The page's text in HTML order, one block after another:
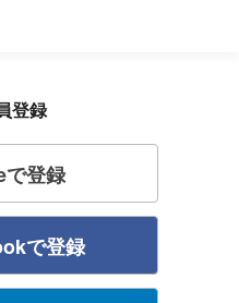
登録
登録
で登録